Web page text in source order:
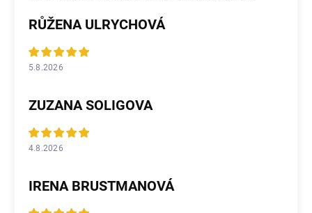
RŮŽENA ULRYCHOVÁ
5.8.2026
ZUZANA SOLIGOVA
4.8.2026
IRENA BRUSTMANOVÁ